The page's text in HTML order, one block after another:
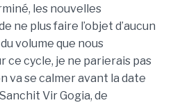
les nouvelles
ne plus faire l’objet d’aucun
volume que nous
ce cycle, je ne parierais pas
va se calmer avant la date
Vir Gogia, de